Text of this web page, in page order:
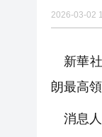
2026-03-02
新華社
朗最高
消息人